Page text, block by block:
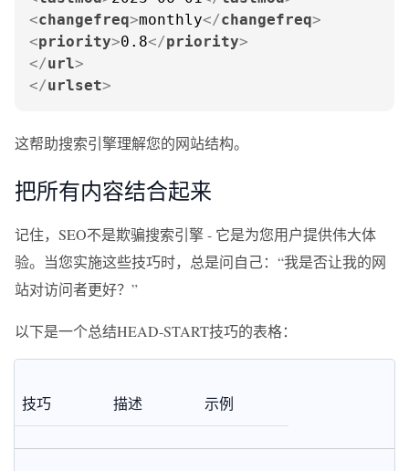
<changefreq>monthly</changefreq>
<priority>0.8</priority>
</url>
</urlset>
这帮助搜索引擎理解您的网站结构。
把所有内容结合起来
记住，SEO不是欺骗搜索引擎 - 它是为您用户提供伟大体
验。当您实施这些技巧时，总是问自己：“我是否让我的网
站对访问者更好？”
以下是一个总结HEAD-START技巧的表格：
技巧 描述 示例